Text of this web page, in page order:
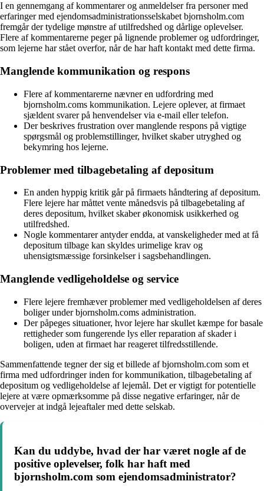
I en gennemgang af kommentarer og anmeldelser fra personer med
erfaringer med ejendomsadministrationsselskabet bjornsholm.com
fremgår der tydelige mønstre af utilfredshed og dårlige oplevelser.
Flere af kommentarerne peger på lignende problemer og udfordringer,
som lejerne har stået overfor, når de har haft kontakt med dette firma.
Manglende kommunikation og respons
Flere af kommentarerne nævner en udfordring med
bjornsholm.coms kommunikation. Lejere oplever, at firmaet
sjældent svarer på henvendelser via e-mail eller telefon.
Der beskrives frustration over manglende respons på vigtige
spørgsmål og problemstillinger, hvilket skaber utryghed og
bekymring hos lejerne.
Problemer med tilbagebetaling af depositum
En anden hyppig kritik går på firmaets håndtering af depositum.
Flere lejere har måttet vente månedsvis på tilbagebetaling af
deres depositum, hvilket skaber økonomisk usikkerhed og
utilfredshed.
Nogle kommentarer antyder endda, at vanskeligheder med at få
depositum tilbage kan skyldes urimelige krav og
uhensigtsmæssige forsinkelser i sagsbehandlingen.
Manglende vedligeholdelse og service
Flere lejere fremhæver problemer med vedligeholdelsen af deres
boliger under bjornsholm.coms administration.
Der påpeges situationer, hvor lejere har skullet kæmpe for basale
rettigheder som fungerende lys eller reparation af skader i
boligen, uden at firmaet har reageret tilfredsstillende.
Sammenfattende tegner der sig et billede af bjornsholm.com som et
firma med udfordringer inden for kommunikation, tilbagebetaling af
depositum og vedligeholdelse af lejemål. Det er vigtigt for potentielle
lejere at være opmærksomme på disse negative erfaringer, når de
overvejer at indgå lejeaftaler med dette selskab.
Kan du uddybe, hvad der har været nogle af de
positive oplevelser, folk har haft med
bjornsholm.com som ejendomsadministrator?